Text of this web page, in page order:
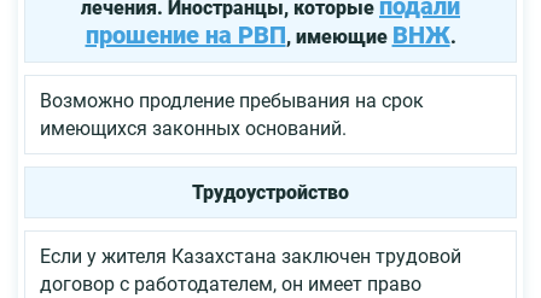
лечения. Иностранцы, которые
прошение на РВП, имеющие ВНЖ.
Возможно продление пребывания на срок
имеющихся законных оснований.
Трудоустройство
Если у жителя Казахстана заключен трудовой
договор с работодателем, он имеет право